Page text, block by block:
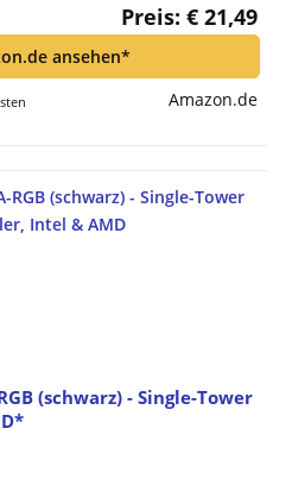
Preis: € 21,49
ansehen*
Amazon.de
(schwarz) - Single-Tower